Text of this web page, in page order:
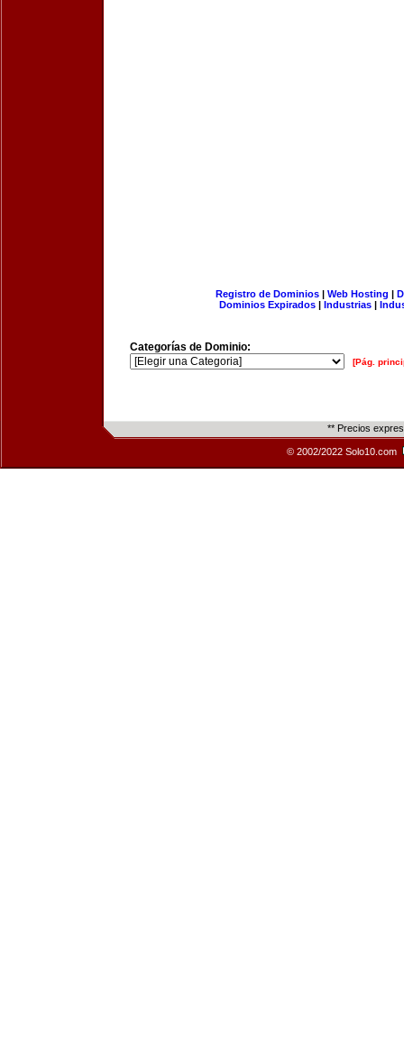
Registro de Dominios| Web Hosting |
Dominios Expirados | Industrias |
Categorías de Dominio:
[Pág.
** Precios
© 2002/2022 Solo10.com